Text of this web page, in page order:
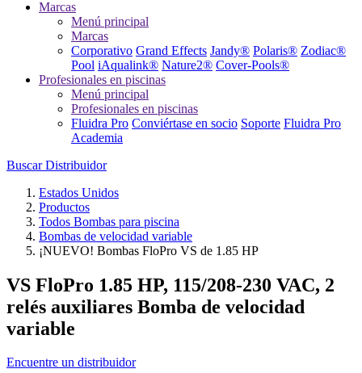
Marcas
Menú principal
Marcas
Corporativo Grand Effects Jandy® Polaris® Zodiac®
Pool iAqualink® Nature2® Cover-Pools®
Profesionales en piscinas
Menú principal
Profesionales en piscinas
Fluidra Pro Conviértase en socio Soporte Fluidra Pro
Academia
Buscar Distribuidor
Estados Unidos
Productos
Todos Bombas para piscina
Bombas de velocidad variable
¡NUEVO! Bombas FloPro VS de 1.85 HP
VS FloPro 1.85 HP, 115/208-230 VAC, 2
relés auxiliares Bomba de velocidad
variable
Encuentre un distribuidor